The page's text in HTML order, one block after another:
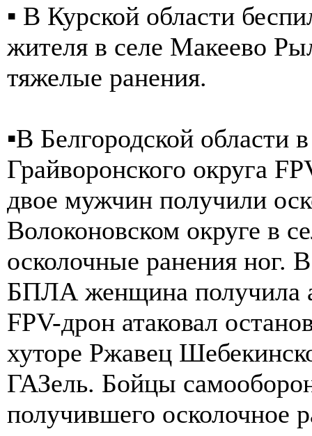
▪️ В Курской области
жителя в селе Макеево
тяжелые ранения.
▪️В Белгородской области
Грайворонского округа
двое мужчин получили
Волоконовском округе в
осколочные ранения ног.
БПЛА женщина получила
FPV-дрон атаковал
хуторе Ржавец
ГАЗель. Бойцы
получившего осколочное